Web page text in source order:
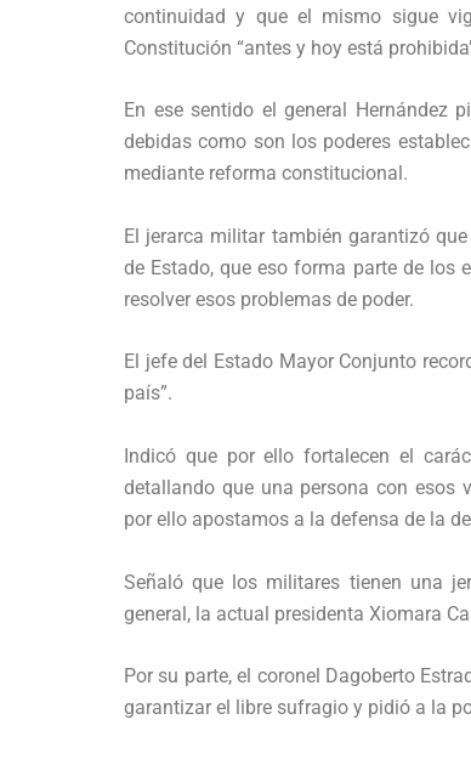
continuidad y que el mismo sigue
Constitución “antes y hoy está
En ese sentido el general Hernández
debidas como son los poderes
mediante reforma constitucional.
El jerarca militar también garantizó
de Estado, que eso forma parte de los
resolver esos problemas de poder.
El jefe del Estado Mayor Conjunto
país”.
Indicó que por ello fortalecen el
detallando que una persona con esos
por ello apostamos a la defensa de la
Señaló que los militares tienen una
general, la actual presidenta Xiomara
Por su parte, el coronel Dagoberto
garantizar el libre sufragio y pidió a la